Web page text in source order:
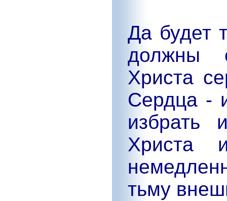
Да будет
должны
Христа
Сердца -
избрать
Христа
тьму